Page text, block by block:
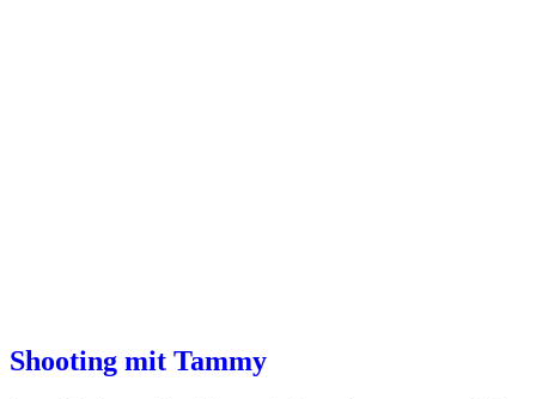
Shooting mit Tammy